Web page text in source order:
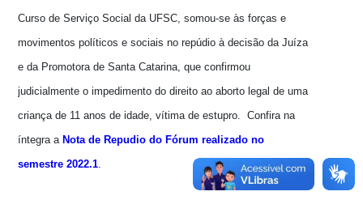
Curso de Serviço Social da UFSC, somou-se às forças e
movimentos políticos e sociais no repúdio à decisão da Juíza
e da Promotorade Santa Catarina, que confirmou
judicialmente o impedimento do direito ao aborto legal de uma
criança de 11 anos de idade, vítima de estupro. Confira na
íntegra a Nota de Repudio do Fórum realizado no
semestre 2022.1